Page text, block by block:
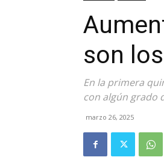
son
En la primera
con algún grado
marzo 26, 2025